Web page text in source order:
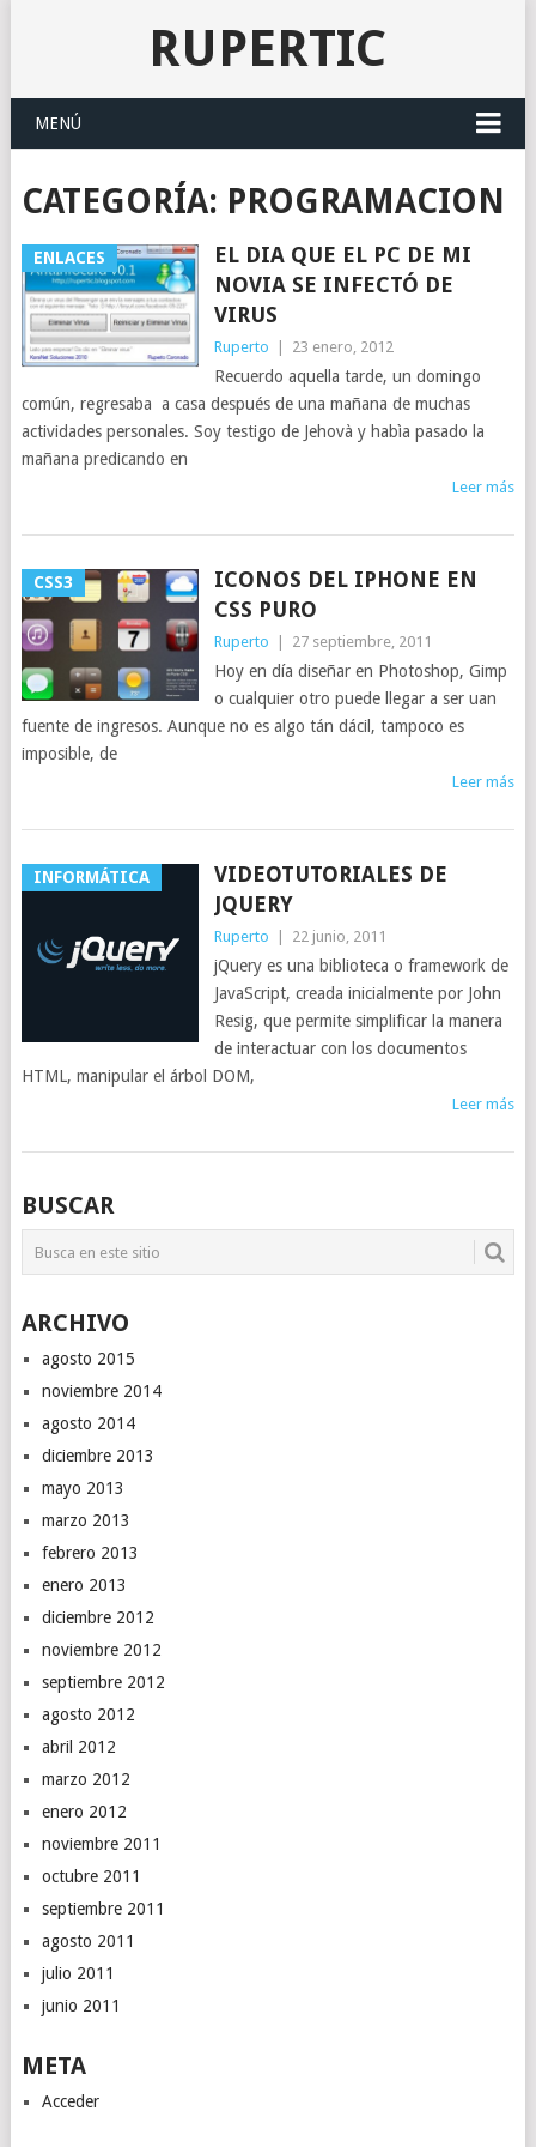
RUPERTIC
MENÚ
CATEGORÍA: PROGRAMACION
ENLACES
EL DIA QUE EL PC DE MI
NOVIA SE INFECTÓ DE
VIRUS
Ruperto 23 enero, 2012
Recuerdo aquella tarde, un domingo
común, regresaba a casa después de una mañana de muchas
actividades personales. Soy testigo de Jehovà y habìa pasado la
mañana predicando en
Leer más
CSS3
ICONOS DEL IPHONE EN
CSS PURO
Ruperto 27 septiembre, 2011
Hoy en día diseñar en Photoshop, Gimp
o cualquier otro puede llegar a ser uan
fuente de ingresos. Aunque no es algo tán dácil, tampoco es
imposible, de
Leer más
INFORMÁTICA
VIDEOTUTORIALES DE
JQUERY
Ruperto 22 junio, 2011
jQuery es una biblioteca o framework de
JavaScript, creada inicialmente por John
Resig, que permite simplificar la manera
de interactuar con los documentos
HTML, manipular el árbol DOM,
Leer más
BUSCAR
ARCHIVO
agosto 2015
noviembre 2014
agosto 2014
diciembre 2013
mayo 2013
marzo 2013
febrero 2013
enero 2013
diciembre 2012
noviembre 2012
septiembre 2012
agosto 2012
abril 2012
marzo 2012
enero 2012
noviembre 2011
octubre 2011
septiembre 2011
agosto 2011
julio 2011
junio 2011
META
Acceder